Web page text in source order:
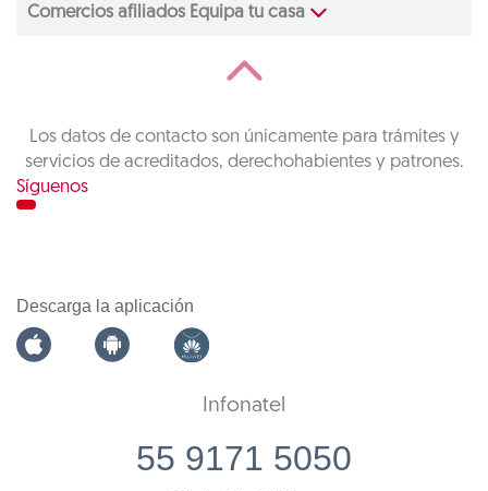
Comercios afiliados Equipa tu casa
Los datos de contacto son únicamente para trámites y
servicios de acreditados, derechohabientes y patrones.
Síguenos
Descarga la aplicación
Infonatel
55 9171 5050